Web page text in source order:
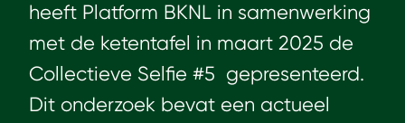
heeft Platform BKNL in samenwerking
met de ketentafel in maart 2025 de
Collectieve Selfie #5 gepresenteerd.
Dit onderzoek bevat een actueel